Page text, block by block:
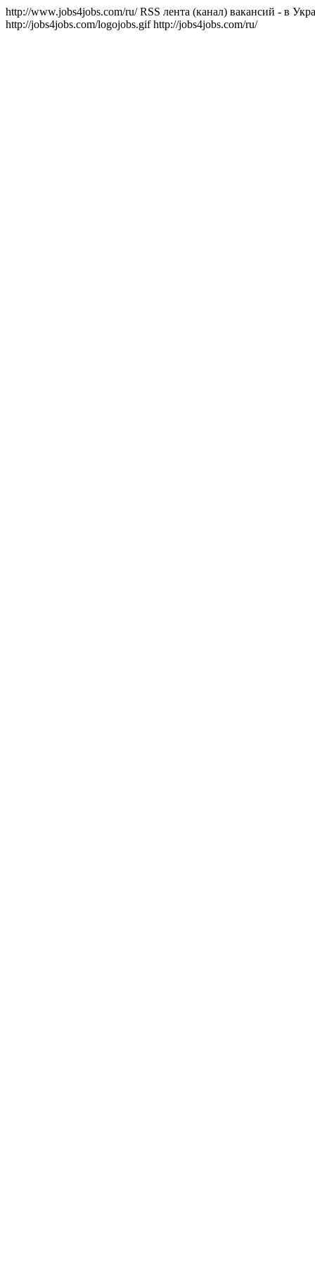
http://www.jobs4jobs.com/ru/RSS лента (канал) вакансий - в
http://jobs4jobs.com/logojobs.gif http://jobs4jobs.com/ru/